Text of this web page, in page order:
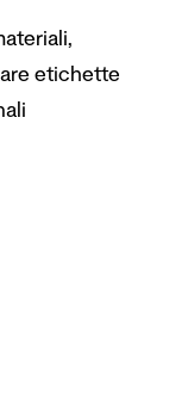
etichette